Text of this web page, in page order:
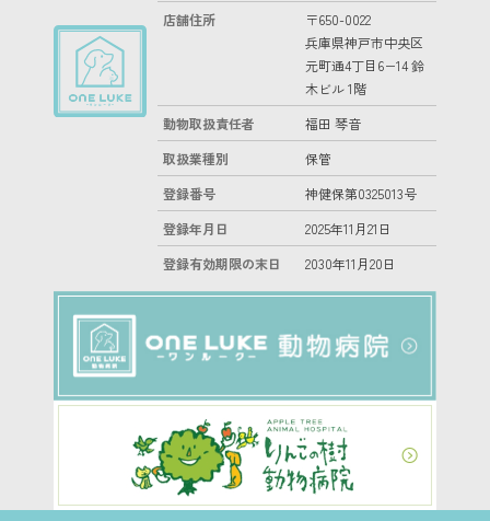
店舗住所
〒650-0022
兵庫県神戸市中央区
元町通4丁目6−14 鈴
木ビル 1階
動物取扱責任者
福田 琴音
取扱業種別
保管
登録番号
神健保第0325013号
登録年月日
2025年11月21日
登録有効期限の末日
2030年11月20日